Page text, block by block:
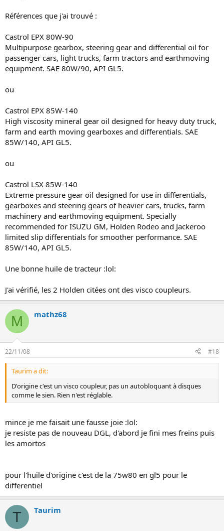
Références que j'ai trouvé :
Castrol EPX 80W-90
Multipurpose gearbox, steering gear and differential oil for
passenger cars, light trucks, farm tractors and earthmoving
equipment. SAE 80W/90, API GL5.
ou
Castrol EPX 85W-140
High viscosity mineral gear oil designed for heavy duty truck,
farm and earth moving gearboxes and differentials. SAE
85W/140, API GL5.
ou
Castrol LSX 85W-140
Extreme pressure gear oil designed for use in differentials,
gearboxes and steering gears of heavier cars, trucks, farm
machinery and earthmoving equipment. Specially
recommended for ISUZU GM, Holden Rodeo and Jackeroo
limited slip differentials for smoother performance. SAE
85W/140, API GL5.
Une bonne huile de tracteur :lol:
J'ai vérifié, les 2 Holden citées ont des visco coupleurs.
M mathz68
22/11/08 #18
Taurim a dit:
D'origine c'est un visco coupleur, pas un autobloquant à disques
comme le sien. Rien n'est réglable.
mince je me faisait une fausse joie :lol:
je resiste pas de nouveau DGL, d'abord je fini mes freins puis
les amortos
pour l'huile d'origine c'est de la 75w80 en gl5 pour le
differentiel
T Taurim